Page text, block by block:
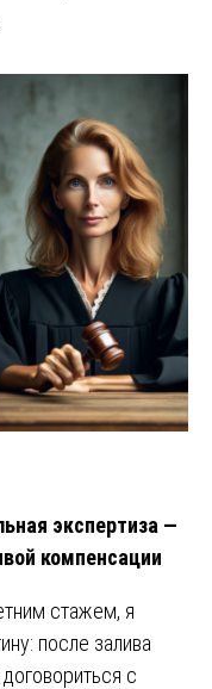
экспертиза —
компенсации
стажем, я
после залива
с